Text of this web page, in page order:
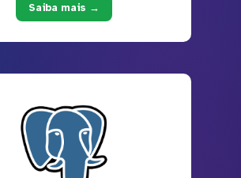
Saiba mais →